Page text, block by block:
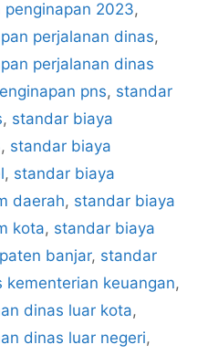
2023,
perjalanan dinas,
perjalanan dinas
pns, standar
, standar biaya
, standar biaya
, standar biaya
daerah, standar biaya
kota, standar biaya
banjar, standar
keuangan,
dinas luar kota,
dinas luar negeri,